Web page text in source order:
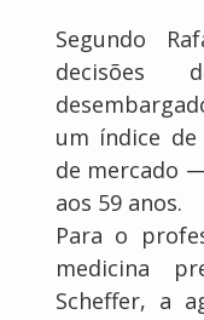
Segundo
um índice
de mercado
aos 59 anos.
Para o
medicina
Scheffer, a